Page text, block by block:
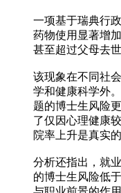
一项基于瑞典行
药物使用显著增
甚至超过父母去
该现象在不同社
学和健康科学外
题的博士生风险
了仅因心理健康
院率上升是真实
分析还指出，就
的博士生风险低